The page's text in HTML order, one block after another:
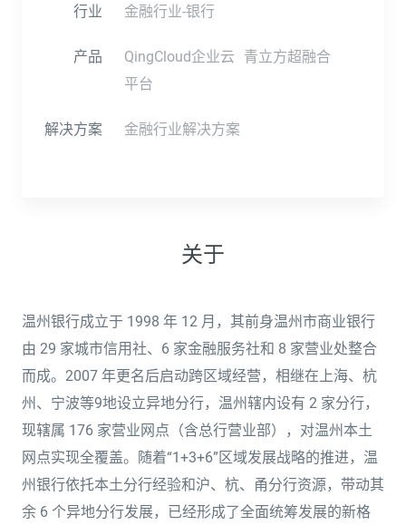
行业 金融行业-银行
产品
QingCloud企业云
平台
青立方超融合
解决方案 金融行业解决方案
关于
温州银行成立于 1998 年 12 月，其前身温州市商业银行
由 29 家城市信用社、6 家金融服务社和 8 家营业处整合
而成。2007 年更名后启动跨区域经营，相继在上海、杭
州、宁波等9地设立异地分行，温州辖内设有 2 家分行，
现辖属 176 家营业网点（含总行营业部），对温州本土
网点实现全覆盖。随着“1+3+6”区域发展战略的推进，温
州银行依托本土分行经验和沪、杭、甬分行资源，带动其
余 6 个异地分行发展，已经形成了全面统筹发展的新格